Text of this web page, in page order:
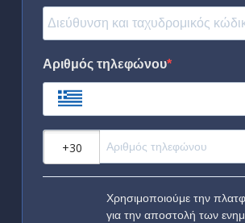
Αριθμός τηλεφώνου
Χρησιμοποιούμε την
για την αποστολή των